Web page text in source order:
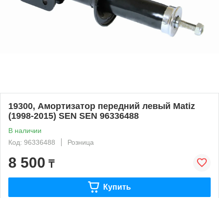
19300, Амортизатор передний левый Matiz
(1998-2015) SEN SEN 96336488
В наличии
Код: 96336488
Розница
8 500 ₸
Купить